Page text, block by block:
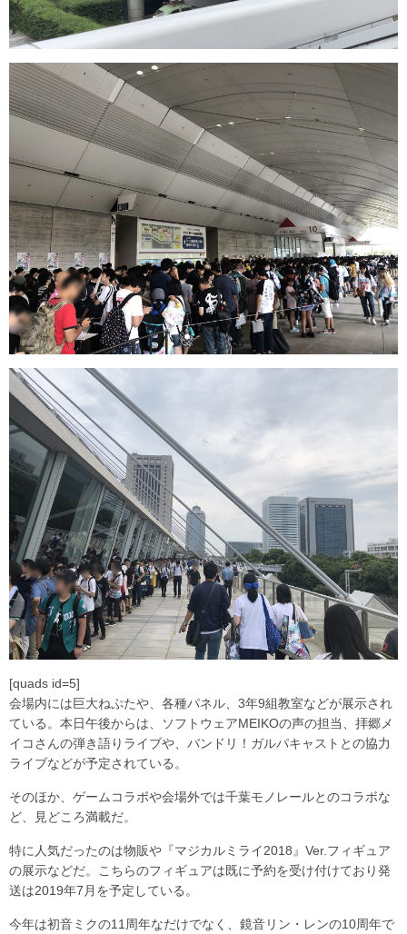
[quads id=5]
会場内には巨大ねぷたや、各種パネル、3年9組教室などが展示され
ている。本日午後からは、ソフトウェアMEIKOの声の担当、拝郷メ
イコさんの弾き語りライブや、バンドリ！ガルパキャストとの協力
ライブなどが予定されている。
そのほか、ゲームコラボや会場外では千葉モノレールとのコラボな
ど、見どころ満載だ。
特に人気だったのは物販や『マジカルミライ2018』Ver.フィギュア
の展示などだ。こちらのフィギュアは既に予約を受け付けており発
送は2019年7月を予定している。
今年は初音ミクの11周年なだけでなく、鏡音リン・レンの10周年で